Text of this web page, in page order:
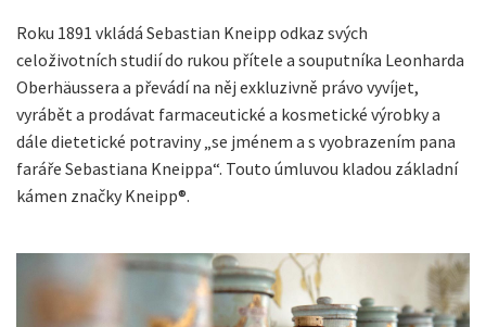
Roku 1891 vkládá Sebastian Kneipp odkaz svých
celoživotních studií do rukou přítele a souputníka Leonharda
Oberhäussera a převádí na něj exkluzivně právo vyvíjet,
vyrábět a prodávat farmaceutické a kosmetické výrobky a
dále dietetické potraviny „se jménem a s vyobrazením pana
faráře Sebastiana Kneippa“. Touto úmluvou kladou základní
kámen značky Kneipp®.